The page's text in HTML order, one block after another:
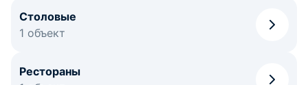
Столовые
1 объект
Рестораны